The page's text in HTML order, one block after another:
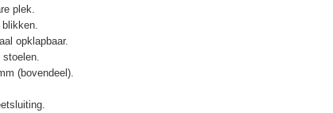
plek.
opklapbaar.
(bovendeel).